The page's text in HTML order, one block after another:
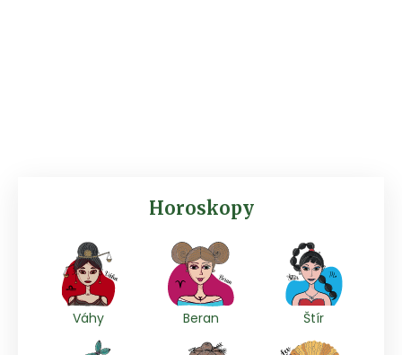
Horoskopy
Váhy Beran Štír